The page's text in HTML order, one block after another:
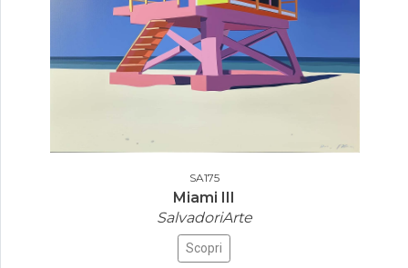
SA175
Miami III
SalvadoriArte
Scopri